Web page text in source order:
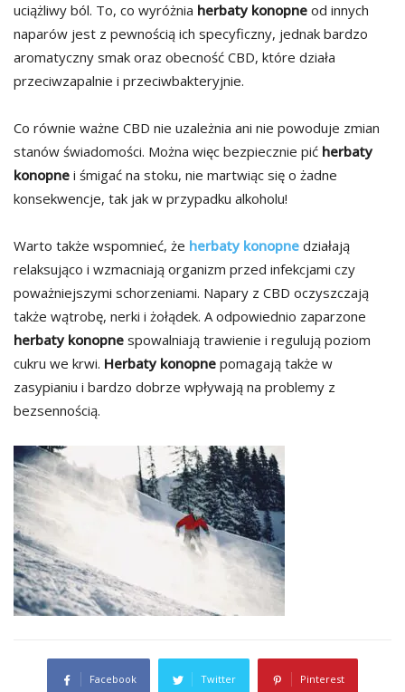
uciążliwy ból. To, co wyróżnia herbaty konopne od innych
naparów jest z pewnością ich specyficzny, jednak bardzo
aromatyczny smak oraz obecność CBD, które działa
przeciwzapalnie i przeciwbakteryjnie.
Co równie ważne CBD nie uzależnia ani nie powoduje zmian
stanów świadomości. Można więc bezpiecznie pić herbaty
konopne i śmigać na stoku, nie martwiąc się o żadne
konsekwencje, tak jak w przypadku alkoholu!
Warto także wspomnieć, że herbaty konopne działają
relaksująco i wzmacniają organizm przed infekcjami czy
poważniejszymi schorzeniami. Napary z CBD oczyszczają
także wątrobę, nerki i żołądek. A odpowiednio zaparzone
herbaty konopne spowalniają trawienie i regulują poziom
cukru we krwi. Herbaty konopne pomagają także w
zasypianiu i bardzo dobrze wpływają na problemy z
bezsennością.
Facebook Twitter Pinterest